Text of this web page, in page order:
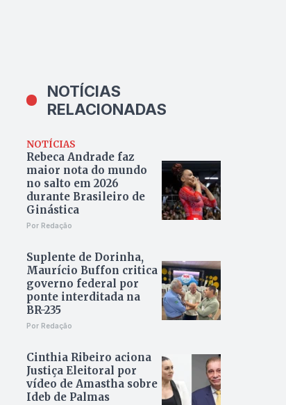
NOTÍCIAS
RELACIONADAS
NOTÍCIAS
Rebeca Andrade faz
maior nota do mundo
no salto em 2026
durante Brasileiro de
Ginástica
Por Redação
Suplente de Dorinha,
Maurício Buffon critica
governo federal por
ponte interditada na
BR-235
Por Redação
Cinthia Ribeiro aciona
Justiça Eleitoral por
vídeo de Amastha sobre
Ideb de Palmas